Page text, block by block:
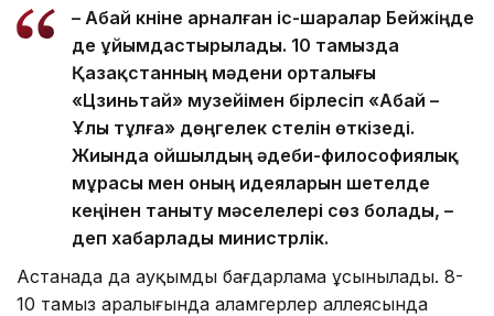
– Абай күніне арналған іс-шаралар Бейжіңде
де ұйымдастырылады. 10 тамызда
Қазақстанның мәдени орталығы
«Цзиньтай» музейімен бірлесіп «Абай –
Ұлы тұлға» дөңгелек үстелін өткізеді.
Жиында ойшылдың әдеби-философиялық
мұрасы мен оның идеяларын шетелде
кеңінен таныту мәселелері сөз болады, –
деп хабарлады министрлік.
Астанада да ауқымды бағдарлама ұсынылады. 8-
10 тамыз аралығында Қаламгерлер аллеясында